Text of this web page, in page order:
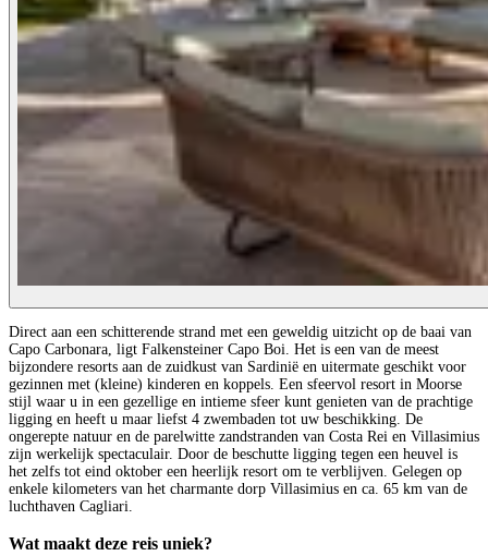
Direct aan een schitterende strand met een geweldig uitzicht op de baai van
Capo Carbonara, ligt Falkensteiner Capo Boi. Het is een van de meest
bijzondere resorts aan de zuidkust van Sardinië en uitermate geschikt voor
gezinnen met (kleine) kinderen en koppels. Een sfeervol resort in Moorse
stijl waar u in een gezellige en intieme sfeer kunt genieten van de prachtige
ligging en heeft u maar liefst 4 zwembaden tot uw beschikking. De
ongerepte natuur en de parelwitte zandstranden van Costa Rei en Villasimius
zijn werkelijk spectaculair. Door de beschutte ligging tegen een heuvel is
het zelfs tot eind oktober een heerlijk resort om te verblijven. Gelegen op
enkele kilometers van het charmante dorp Villasimius en ca. 65 km van de
luchthaven Cagliari.
Wat maakt deze reis uniek?